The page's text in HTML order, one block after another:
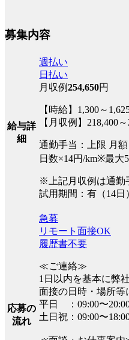
募集内容
給与詳
細
週払い
日払い
月収例254,650円
【時給】1,300～
【月収例】218,400
通勤手当：上限 月
日数×14円/km※最大
※上記月収例は通勤
試用期間：有（14
応募の
流れ
急募
リモート面接OK
履歴書不要
≪ご連絡≫
1日以内を基本に弊
面接の日時・場所等
平日 ：09:00〜
土日祝：09:00〜